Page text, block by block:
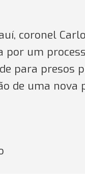
coronel
por um
para presos
de uma nova